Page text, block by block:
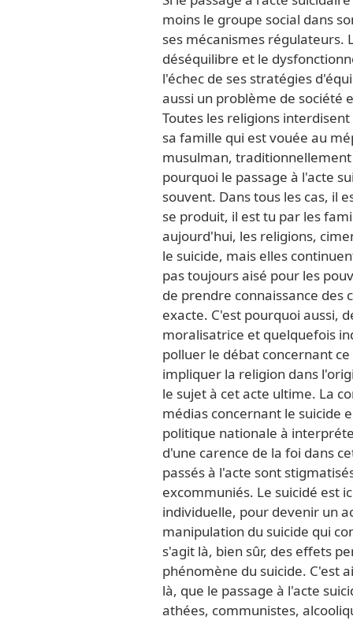
moins le groupe social dans
ses mécanismes régulateurs.
déséquilibre et le
l'échec de ses stratégies
aussi un problème de société
Toutes les religions
sa famille qui est vouée au
musulman,
pourquoi le passage à l'acte
souvent. Dans tous les cas, il
se produit, il est tu par les
aujourd'hui, les religions,
le suicide, mais elles
pas toujours aisé pour les
de prendre connaissance des
exacte. C'est pourquoi aussi,
moralisatrice et quelquefois
polluer le débat concernant
impliquer la religion dans
le sujet à cet acte ultime. La
médias concernant le suicide
politique nationale à
d'une carence de la foi dans
passés à l'acte sont
excommuniés. Le suicidé est
individuelle, pour devenir un
manipulation du suicide qui
s'agit là, bien sûr, des effets
phénomène du suicide. C'est
là, que le passage à l'acte
athées, communistes,